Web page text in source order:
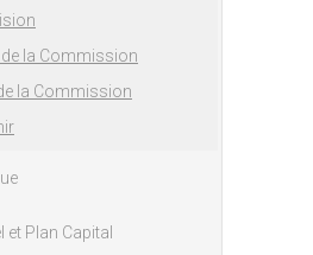
la Commission
la Commission
et Plan Capital